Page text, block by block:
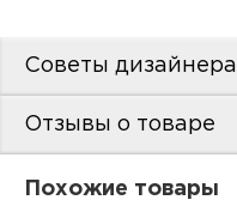
Советы дизайнера
Отзывы о товаре
Похожие товары